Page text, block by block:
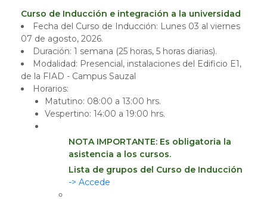
Curso de Inducción e integración a la universidad
Fecha del Curso de Inducción: Lunes 03 al viernes
07 de agosto, 2026.
Duración: 1 semana (25 horas, 5 horas diarias).
Modalidad: Presencial, instalaciones del Edificio E1,
de la FIAD - Campus Sauzal
Horarios:
Matutino: 08:00 a 13:00 hrs.
Vespertino: 14:00 a 19:00 hrs.
NOTA IMPORTANTE: Es obligatoria la
asistencia a los cursos.
Lista de grupos del Curso de Inducción
-> Accede